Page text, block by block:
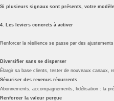
Si plusieurs signaux sont présents, votre
4. Les leviers concrets à activer
Renforcer la résilience se passe par des
Diversifier sans se disperser
Élargir sa base clients, tester de nouveaux canaux,
Sécuriser des revenus récurrents
Abonnements, accompagnements, fidélisation : la
Renforcer la valeur perçue